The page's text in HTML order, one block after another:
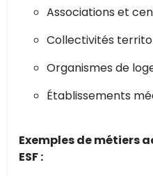
Associations et
Collectivités
Organismes de
Établissements
Exemples de métiers
ESF :